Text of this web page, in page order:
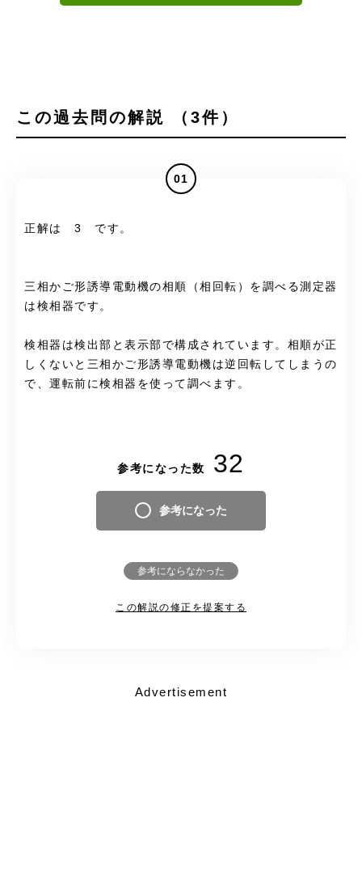
この過去問の解説 （3件）
01
正解は 3 です。
三相かご形誘導電動機の相順（相回転）を調べる測定器
は検相器です。
検相器は検出部と表示部で構成されています。相順が正
しくないと三相かご形誘導電動機は逆回転してしまうの
で、運転前に検相器を使って調べます。
参考になった数 32
参考になった
参考にならなかった
この解説の修正を提案する
Advertisement